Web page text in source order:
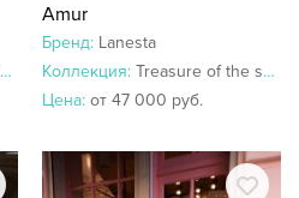
Amur
Бренд: Lanesta
Коллекция: Treasure of the seas
Цена: от 47 000 руб.